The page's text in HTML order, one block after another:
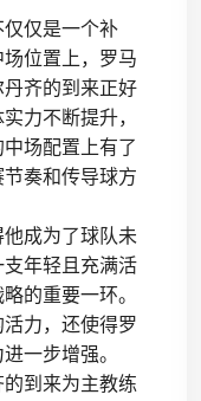
仅是一个补
位置上，罗马
齐的到来正好
力不断提升，
场配置上有了
奏和传导球方
成为了球队未
年轻且充满活
的重要一环。
力，还使得罗
一步增强。
到来为主教练